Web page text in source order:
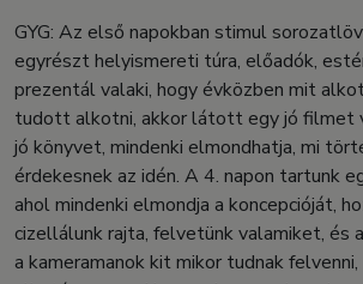
GYG: Az első napokban stimul
egyrészt helyismereti túra, előadók,
prezentál valaki, hogy évközben mit
tudott alkotni, akkor látott egy jó filmet
jó könyvet, mindenki elmondhatja, mi
érdekesnek az idén. A 4. napon tartunk
ahol mindenki elmondja a koncepcióját,
cizellálunk rajta, felvetünk valamiket, és
a kameramanok kit mikor tudnak